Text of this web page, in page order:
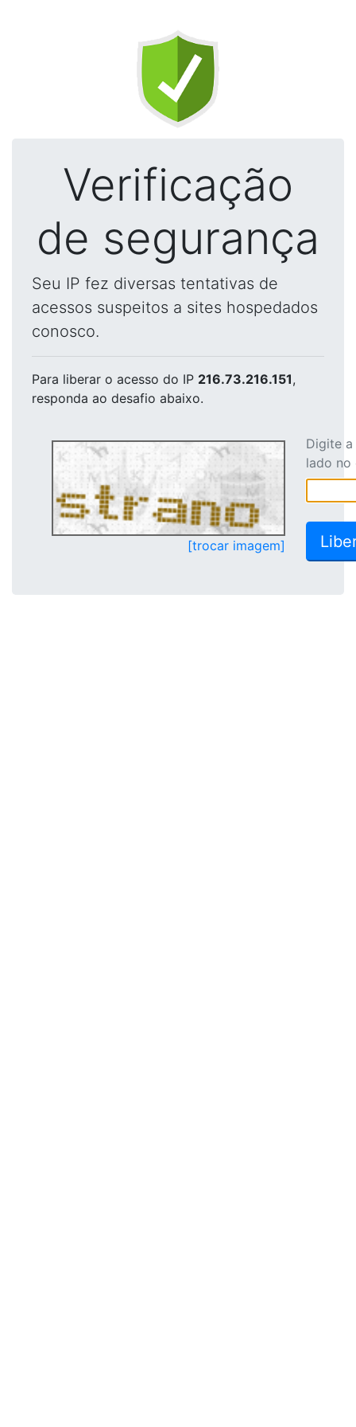
Verificação
de segurança
Seu IP fez diversas tentativas de
acessos suspeitos a sites hospedados
conosco.
Para liberar o acesso do IP 216.73.216.151,
responda ao desafio abaixo.
[trocar imagem]
Digite
lado no